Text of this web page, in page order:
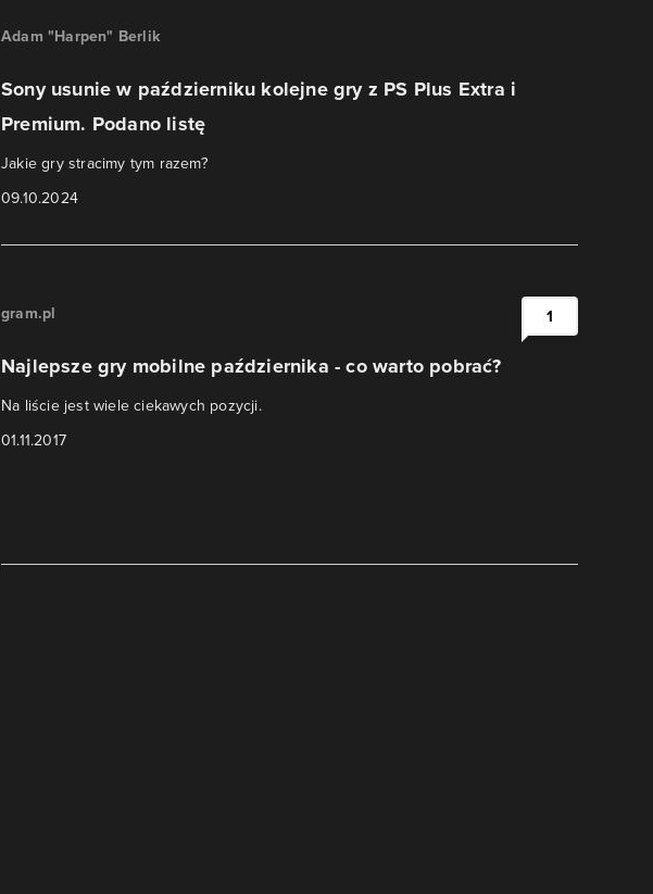
Adam "Harpen" Berlik
Sony usunie w październiku kolejne gry z PS Plus Extra i
Premium. Podano listę
Jakie gry stracimy tym razem?
09.10.2024
gram.pl
Najlepsze gry mobilne października - co warto pobrać?
Na liście jest wiele ciekawych pozycji.
01.11.2017
1